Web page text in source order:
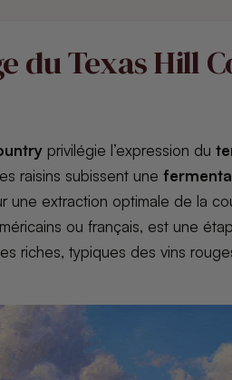
du Texas Hill
privilégie l’expression du
raisins subissent une
une extraction optimale de la
ou français, est une
riches, typiques des vins